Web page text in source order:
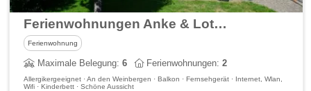
Ferienwohnungen Anke & Lothar Göbel
Ferienwohnung
Maximale Belegung:6 Ferienwohnungen:2
Allergikergeeignet · An den Weinbergen · Balkon · Fernsehgerät · Internet, Wlan,
Wifi · Kinderbett · Schöne Aussicht